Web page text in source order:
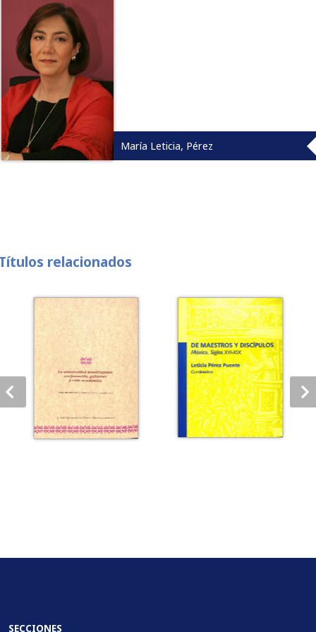
María Leticia, Pérez
relacionados
SECCIONES